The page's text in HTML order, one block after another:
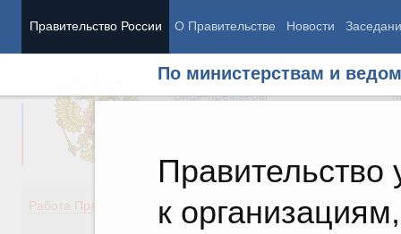
Правительство России О Правительстве Новости
По министерствам и
Правительство
к
Председатель Правительства
Вице-премьеры
Работа Правительства
Демография
Здоровье